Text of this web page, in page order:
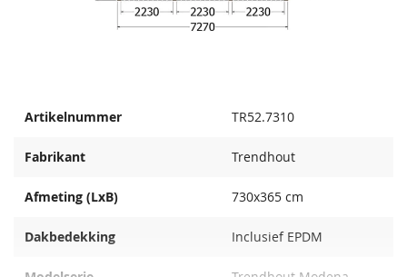
Artikelnummer TR52.7310
Fabrikant Trendhout
Afmeting (LxB) 730x365 cm
Dakbedekking Inclusief EPDM